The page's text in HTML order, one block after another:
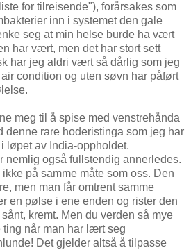
for tilreisende"), forårsakes som
inn i systemet den gale
seg at min helse burde ha vært
har vært, men det har stort sett
har jeg aldri vært så dårlig som jeg
condition og uten søvn har påført
meg til å spise med venstrehånda
denne rare hoderistinga som jeg har
løpet av India-oppholdet.
nemlig også fullstendig annerledes.
på samme måte som oss. Den
men man får omtrent samme
en pølse i ene enden og rister den
kremt. Men du verden så mye
ting når man har lært seg
Det gjelder altså å tilpasse